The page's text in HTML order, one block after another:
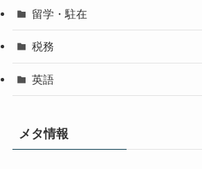
留学・駐在
税務
英語
メタ情報